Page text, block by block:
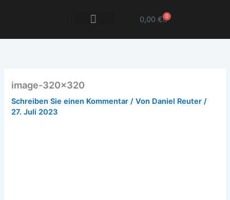
0,00 € 0
Warenkorb
image-320×320
Schreiben Sie einen Kommentar / Von Daniel Reuter/
27. Juli 2023